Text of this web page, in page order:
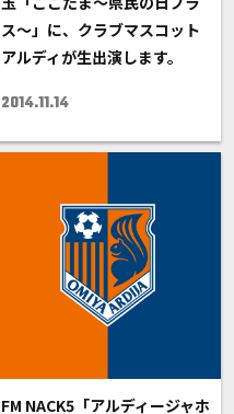
ス～」に、クラブマスコット
アルディが生出演します。
2014.11.14
FM NACK5「アルディージャホ